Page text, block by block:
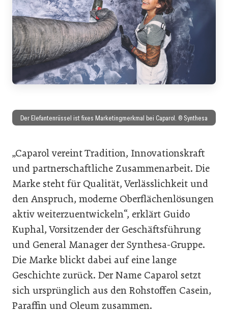
Der Elefantenrüssel ist fixes Marketingmerkmal bei Caparol. © Synthesa
„Caparol vereint Tradition, Innovationskraft
und partnerschaftliche Zusammenarbeit. Die
Marke steht für Qualität, Verlässlichkeit und
den Anspruch, moderne Oberflächenlösungen
aktiv weiterzuentwickeln“, erklärt Guido
Kuphal, Vorsitzender der Geschäftsführung
und General Manager der Synthesa-Gruppe.
Die Marke blickt dabei auf eine lange
Geschichte zurück. Der Name Caparol setzt
sich ursprünglich aus den Rohstoffen Casein,
Paraffin und Oleum zusammen.